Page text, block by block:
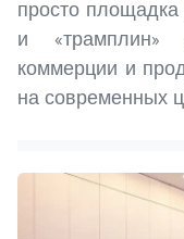
просто
и «трамплин»
коммерции и
на современных